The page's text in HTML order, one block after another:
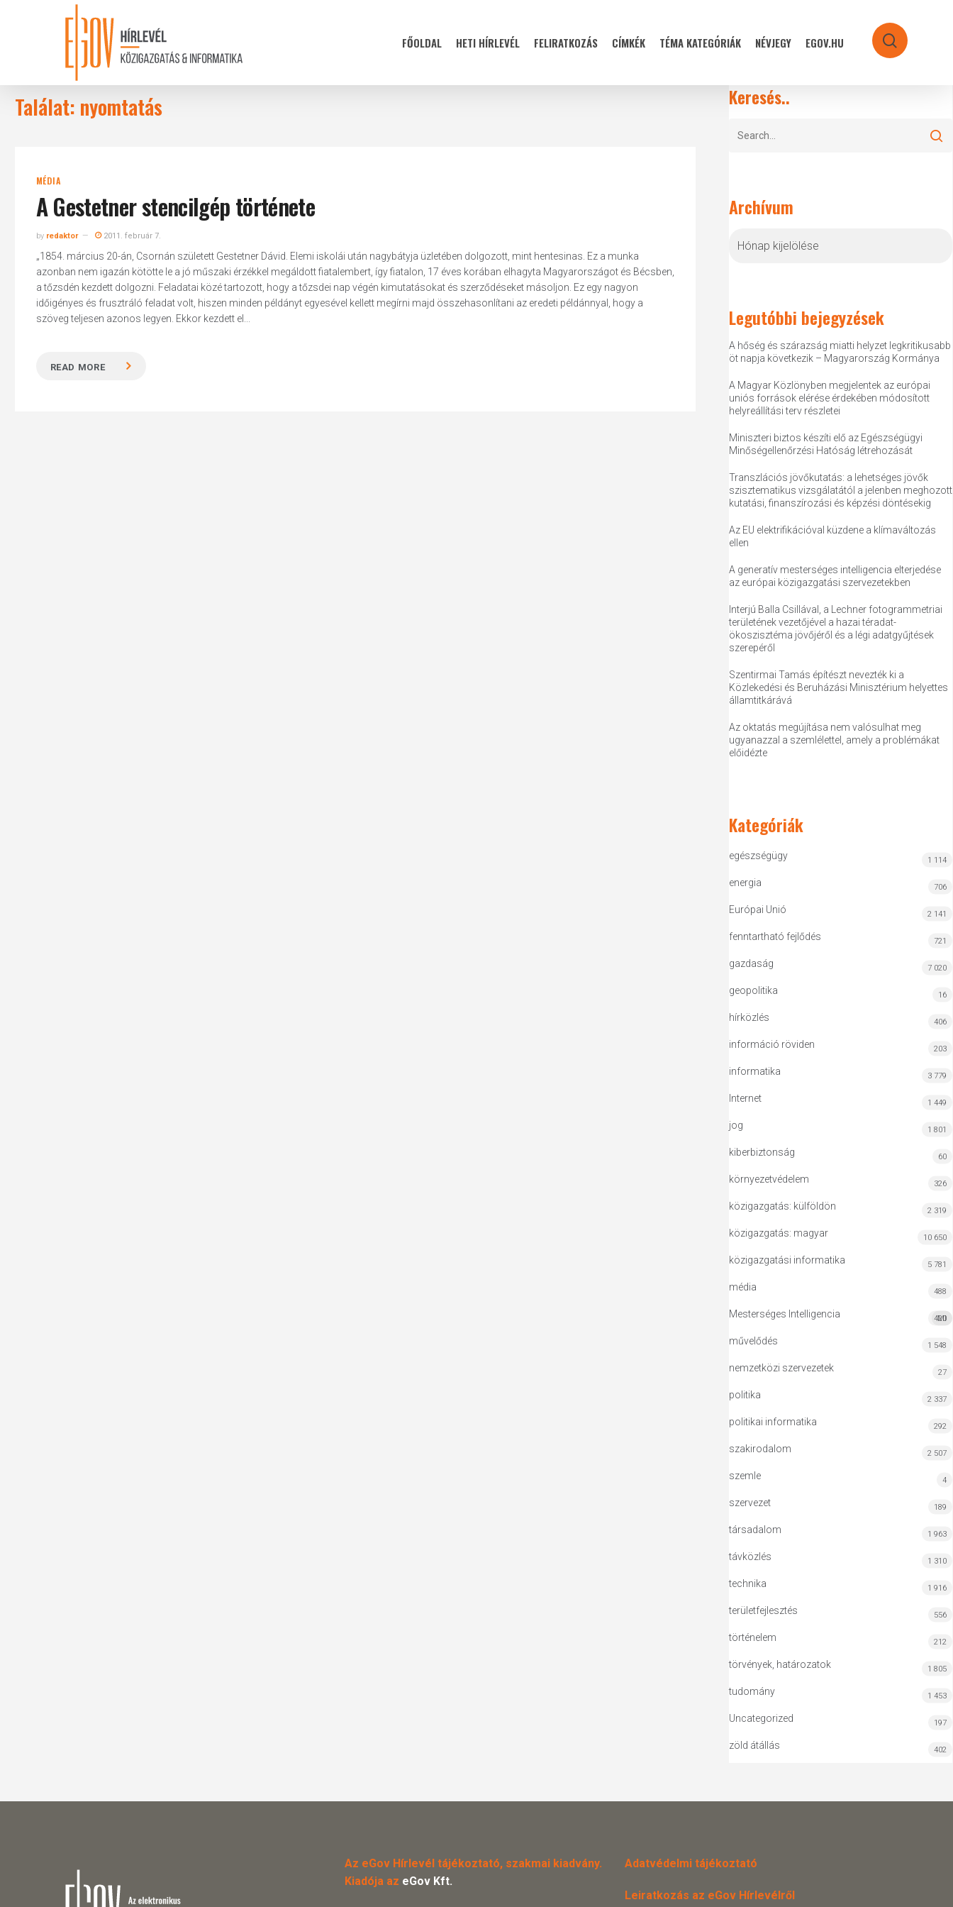
FŐOLDAL HETI HÍRLEVÉL FELIRATKOZÁS CÍMKÉK TÉMA KATEGÓRIÁK NÉVJEGY EGOV.HU search
Találat: nyomtatás
MÉDIA
A Gestetner stencilgép története
by redaktor 2011. február 7.
„1854. március 20-án, Csornán született Gestetner Dávid. Elemi iskolái után nagybátyja üzletében dolgozott, mint hentesinas. Ez a munka
azonban nem igazán kötötte le a jó műszaki érzékkel megáldott fiatalembert, így fiatalon, 17 éves korában elhagyta Magyarországot és Bécsben,
a tőzsdén kezdett dolgozni. Feladatai közé tartozott, hogy a tőzsdei nap végén kimutatásokat és szerződéseket másoljon. Ez egy nagyon
időigényes és frusztráló feladat volt, hiszen minden példányt egyesével kellett megírni majd összehasonlítani az eredeti példánnyal, hogy a
szöveg teljesen azonos legyen. Ekkor kezdett el...
READ MORE
Keresés..
Archívum
Legutóbbi bejegyzések
A hőség és szárazság miatti helyzet legkritikusabb
öt napja következik – Magyarország Kormánya
A Magyar Közlönyben megjelentek az európai
uniós források elérése érdekében módosított
helyreállítási terv részletei
Miniszteri biztos készíti elő az Egészségügyi
Minőségellenőrzési Hatóság létrehozását
Transzlációs jövőkutatás: a lehetséges jövők
szisztematikus vizsgálatától a jelenben meghozott
kutatási, finanszírozási és képzési döntésekig
Az EU elektrifikációval küzdene a klímaváltozás
ellen
A generatív mesterséges intelligencia elterjedése
az európai közigazgatási szervezetekben
Interjú Balla Csillával, a Lechner fotogrammetriai
területének vezetőjével a hazai téradat-
ökoszisztéma jövőjéről és a légi adatgyűjtések
szerepéről
Szentirmai Tamás építészt nevezték ki a
Közlekedési és Beruházási Minisztérium helyettes
államtitkárává
Az oktatás megújítása nem valósulhat meg
ugyanazzal a szemlélettel, amely a problémákat
előidézte
Kategóriák
egészségügy 1 114
energia 706
Európai Unió 2 141
fenntartható fejlődés 721
gazdaság 7 020
geopolitika 16
hírközlés 406
információ röviden 203
informatika 3 779
Internet 1 449
jog 1 801
kiberbiztonság 60
környezetvédelem 326
közigazgatás: külföldön 2 319
közigazgatás: magyar 10 650
közigazgatási informatika 5 781
média 488
Mesterséges Intelligencia MI
420
művelődés 1 548
nemzetközi szervezetek 27
politika 2 337
politikai informatika 292
szakirodalom 2 507
szemle 4
szervezet 189
társadalom 1 963
távközlés 1 310
technika 1 916
területfejlesztés 556
történelem 212
törvények, határozatok 1 805
tudomány 1 453
Uncategorized 197
zöld átállás 402
Az eGov Hírlevél tájékoztató, szakmai kiadvány.
Kiadója az eGov Kft.
Adatvédelmi tájékoztató
Leiratkozás az eGov Hírlevélről